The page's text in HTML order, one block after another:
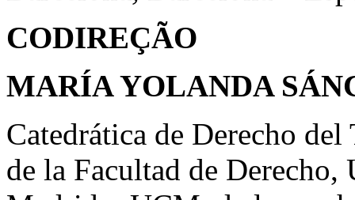
CODIREÇÃO
MARÍA YOLANDA
Catedrática de Derecho
de la Facultad de